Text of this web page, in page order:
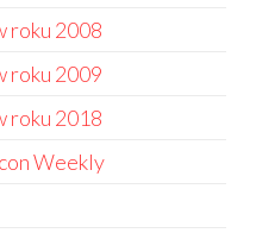
roku 2008
roku 2009
roku 2018
Weekly